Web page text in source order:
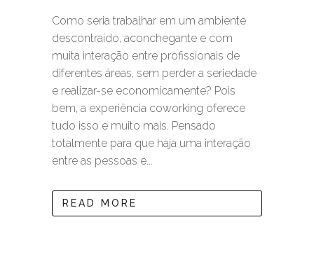
Como seria trabalhar em um ambiente
descontraído, aconchegante e com
muita interação entre profissionais de
diferentes áreas, sem perder a seriedade
e realizar-se economicamente? Pois
bem, a experiência coworking oferece
tudo isso e muito mais. Pensado
totalmente para que haja uma interação
entre as pessoas e...
READ MORE